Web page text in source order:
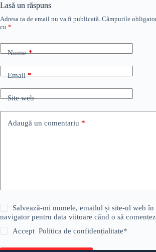
Lasă un răspuns
Adresa ta de email nu va fi publicată. Câmpurile
cu *
Nume*
Email*
Site web
Adaugă un comentariu *
Salvează-mi numele, emailul și site-ul web în
navigator pentru data viitoare când o să
AcceptPolitica de confidențialitate*